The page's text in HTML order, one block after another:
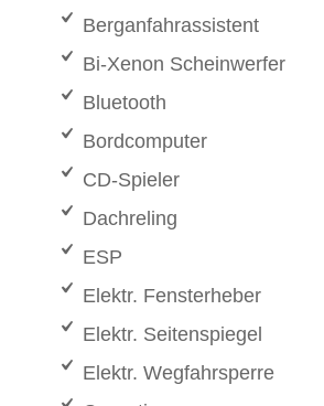
Berganfahrassistent
Bi-Xenon Scheinwerfer
Bluetooth
Bordcomputer
CD-Spieler
Dachreling
ESP
Elektr. Fensterheber
Elektr. Seitenspiegel
Elektr. Wegfahrsperre